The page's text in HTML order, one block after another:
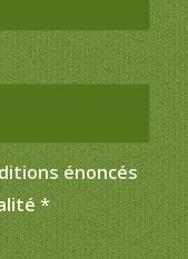
énoncés
*